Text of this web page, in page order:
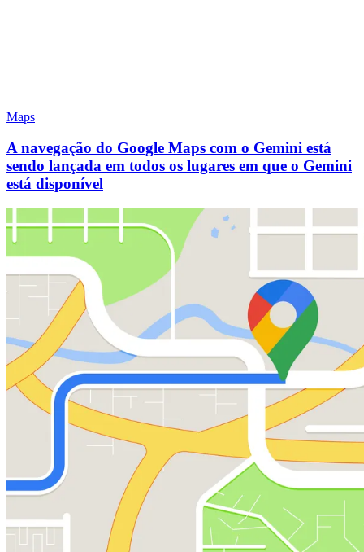
Maps
A navegação do Google Maps com o Gemini está
sendo lançada em todos os lugares em que o Gemini
está disponível